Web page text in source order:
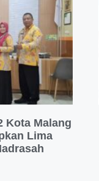
Kota Malang
Lima